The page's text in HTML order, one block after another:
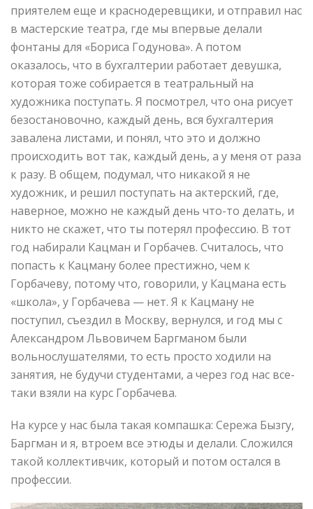
приятелем еще и краснодеревщики, и отправил нас
в мастерские театра, где мы впервые делали
фонтаны для «Бориса Годунова». А потом
оказалось, что в бухгалтерии работает девушка,
которая тоже собирается в театральный на
художника поступать. Я посмотрел, что она рисует
безостановочно, каждый день, вся бухгалтерия
завалена листами, и понял, что это и должно
происходить вот так, каждый день, а у меня от раза
к разу. В общем, подумал, что никакой я не
художник, и решил поступать на актерский, где,
наверное, можно не каждый день что-то делать, и
никто не скажет, что ты потерял профессию. В тот
год набирали Кацман и Горбачев. Считалось, что
попасть к Кацману более престижно, чем к
Горбачеву, потому что, говорили, у Кацмана есть
«школа», у Горбачева — нет. Я к Кацману не
поступил, съездил в Москву, вернулся, и год мы с
Александром Львовичем Баргманом были
вольнослушателями, то есть просто ходили на
занятия, не будучи студентами, а через год нас все-
таки взяли на курс Горбачева.
На курсе у нас была такая компашка: Сережа Бызгу,
Баргман и я, втроем все этюды и делали. Сложился
такой коллективчик, который и потом остался в
профессии.